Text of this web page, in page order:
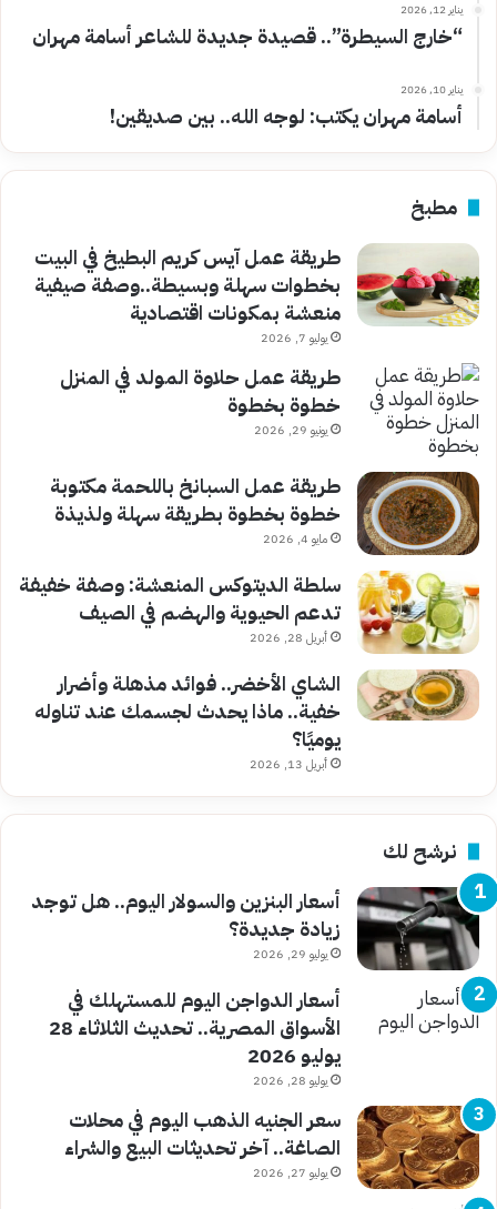
يناير 12, 2026
“خارج السيطرة”.. قصيدة جديدة للشاعر أسامة مهران
يناير 10, 2026
أسامة مهران يكتب: لوجه الله.. بين صديقين!
مطبخ
طريقة عمل آيس كريم البطيخ في البيت
بخطوات سهلة وبسيطة..وصفة صيفية
منعشة بمكونات اقتصادية
يوليو 7, 2026
طريقة عمل حلاوة المولد في المنزل
خطوة بخطوة
يونيو 29, 2026
طريقة عمل السبانخ باللحمة مكتوبة
خطوة بخطوة بطريقة سهلة ولذيذة
مايو 4, 2026
سلطة الديتوكس المنعشة: وصفة خفيفة
تدعم الحيوية والهضم في الصيف
أبريل 28, 2026
الشاي الأخضر.. فوائد مذهلة وأضرار
خفية.. ماذا يحدث لجسمك عند تناوله
يوميًا؟
أبريل 13, 2026
نرشح لك
أسعار البنزين والسولار اليوم.. هل توجد
زيادة جديدة؟
يوليو 29, 2026
أسعار الدواجن اليوم للمستهلك في
الأسواق المصرية.. تحديث الثلاثاء 28
يوليو 2026
يوليو 28, 2026
سعر الجنيه الذهب اليوم في محلات
الصاغة.. آخر تحديثات البيع والشراء
يوليو 27, 2026